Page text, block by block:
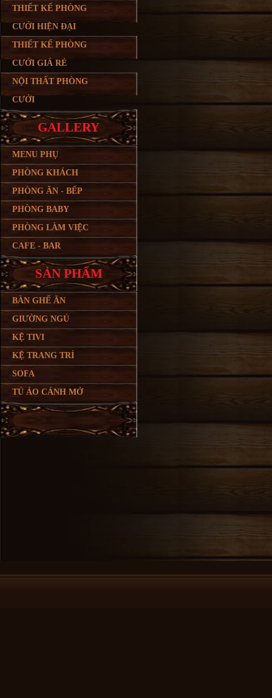
THIẾT KẾ PHÒNG
CƯỚI HIỆN ĐẠI
THIẾT KẾ PHÒNG
CƯỚI GIÁ RẺ
NỘI THẤT PHÒNG
CƯỚI
GALLERY
MENU PHỤ
PHÒNG KHÁCH
PHÒNG ĂN - BẾP
PHÒNG BABY
PHÒNG LÀM VIỆC
CAFE - BAR
SẢN PHẨM
BÀN GHẾ ĂN
GIƯỜNG NGỦ
KỆ TIVI
KỆ TRANG TRÍ
SOFA
TỦ ÁO CÁNH MỞ